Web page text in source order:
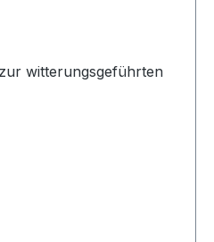
witterungsgeführten